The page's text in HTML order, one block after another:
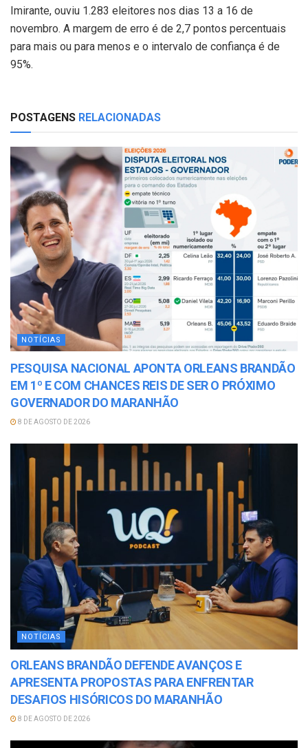
Imirante, ouviu 1.283 eleitores nos dias 13 a 16 de
novembro. A margem de erro é de 2,7 pontos percentuais
para mais ou para menos e o intervalo de confiança é de
95%.
POSTAGENS RELACIONADAS
NOTÍCIAS
PESQUISA NACIONAL APONTA ORLEANS BRANDÃO
EM 1º E COM CHANCES REIS DE SER O PRÓXIMO
GOVERNADOR DO MARANHÃO
8 DE AGOSTO DE 2026
NOTÍCIAS
ORLEANS BRANDÃO DEFENDE AVANÇOS E
APRESENTA PROPOSTAS PARA ENFRENTAR
DESAFIOS HISÓRICOS DO MARANHÃO
8 DE AGOSTO DE 2026